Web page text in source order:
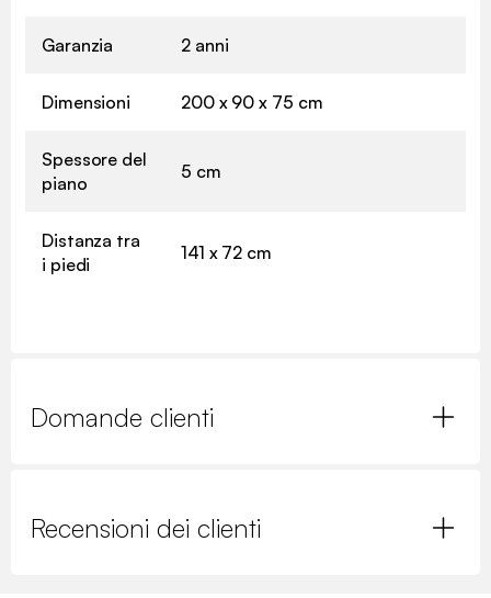
Garanzia 2 anni
Dimensioni 200 x 90 x 75 cm
Spessore del
piano
5 cm
Distanza tra
i piedi
141 x 72 cm
Domande clienti
Recensioni dei clienti